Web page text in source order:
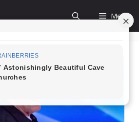
Menu